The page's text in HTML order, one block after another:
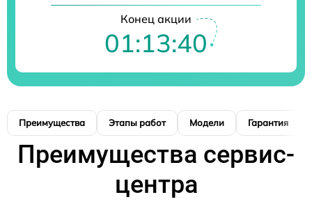
Конец акции
01:13:39
Преимущества Этапы работ Модели Гарантия
Преимущества сервис-
центра